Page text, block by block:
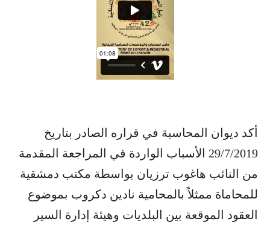
أكد ديوان المحاسبة في قراره الصادر بتاريخ
29/7/2019 الأسباب الواردة في المراجعة المقدمة
من النائب هاغوب ترزيان بواسطة مكتب دمشقية
للمحاماة ممثلاً بالمحامية نادين دكروب بموضوع
العقود الموقعة بين البلديات وهيئة إدارة السير